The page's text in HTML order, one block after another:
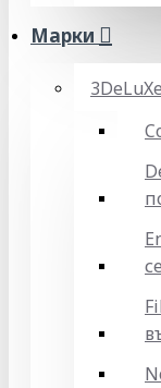
Марки
3DeLuXe